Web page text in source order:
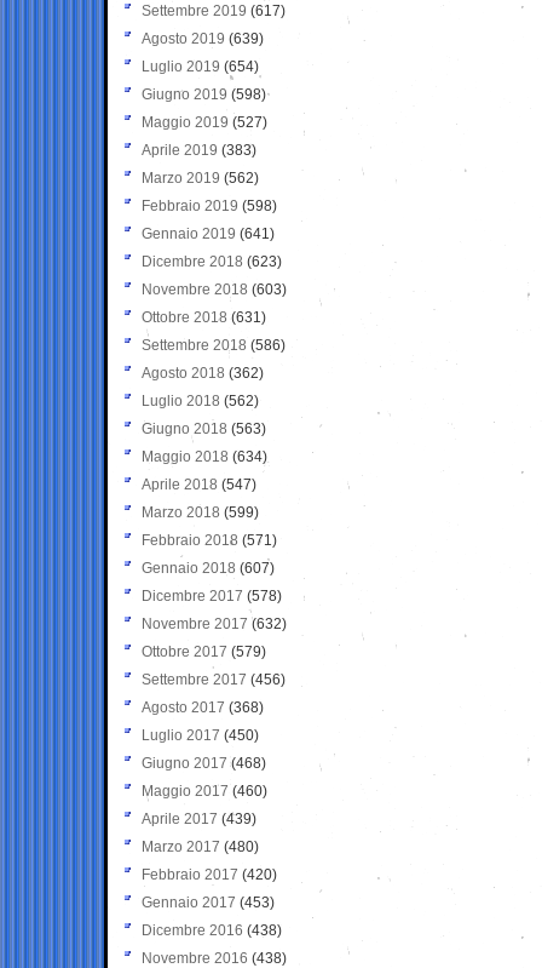
Settembre 2019 (617)
Agosto 2019 (639)
Luglio 2019 (654)
Giugno 2019 (598)
Maggio 2019 (527)
Aprile 2019 (383)
Marzo 2019 (562)
Febbraio 2019 (598)
Gennaio 2019 (641)
Dicembre 2018 (623)
Novembre 2018 (603)
Ottobre 2018 (631)
Settembre 2018 (586)
Agosto 2018 (362)
Luglio 2018 (562)
Giugno 2018 (563)
Maggio 2018 (634)
Aprile 2018 (547)
Marzo 2018 (599)
Febbraio 2018 (571)
Gennaio 2018 (607)
Dicembre 2017 (578)
Novembre 2017 (632)
Ottobre 2017 (579)
Settembre 2017 (456)
Agosto 2017 (368)
Luglio 2017 (450)
Giugno 2017 (468)
Maggio 2017 (460)
Aprile 2017 (439)
Marzo 2017 (480)
Febbraio 2017 (420)
Gennaio 2017 (453)
Dicembre 2016 (438)
Novembre 2016 (438)